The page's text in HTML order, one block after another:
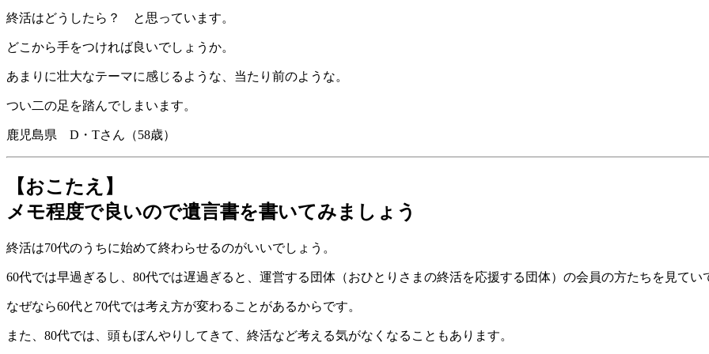
終活はどうしたら？ と思っています。
どこから手をつければ良いでしょうか。
あまりに壮大なテーマに感じるような、当たり前のような。
つい二の足を踏んでしまいます。
鹿児島県 D・Tさん（58歳）
【おこたえ】
メモ程度で良いので遺言書を書いてみましょう
終活は70代のうちに始めて終わらせるのがいいでしょう。
60代では早過ぎるし、80代では遅過ぎると、運営する団体（おひとりさまの終活を応援する団体）の会員の方たちを見てい
なぜなら60代と70代では考え方が変わることがあるからです。
また、80代では、頭もぼんやりしてきて、終活など考える気がなくなることもあります。